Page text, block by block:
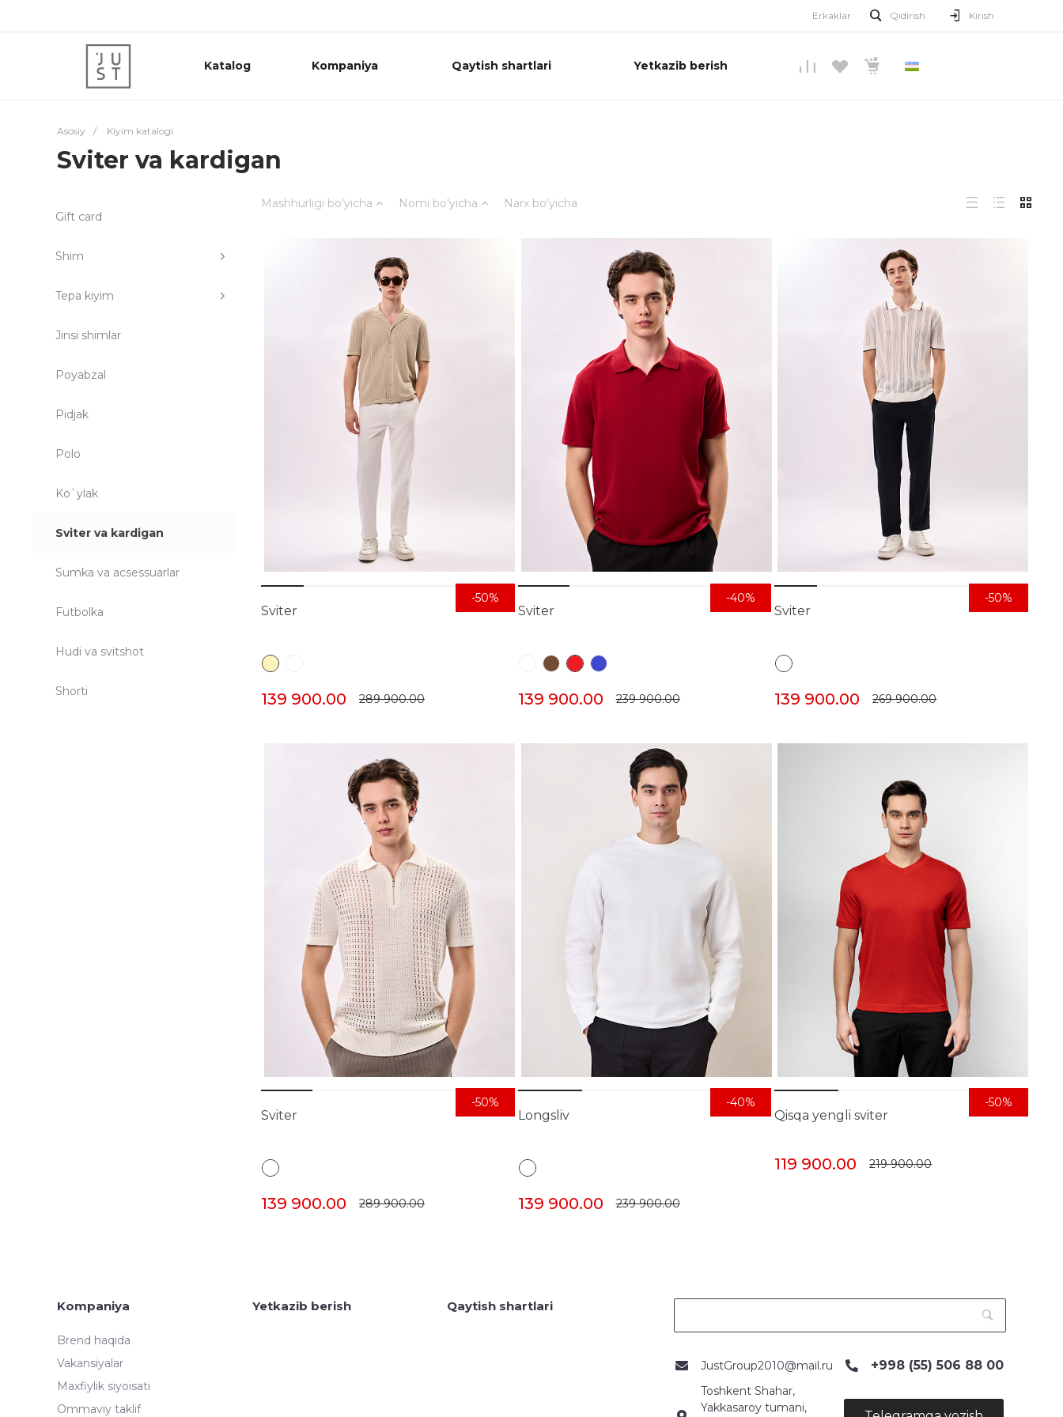
Erkaklar Qidirish Kirish
Katalog Kompaniya Qaytish shartlari Yetkazib berish
Asosiy / Kiyim katalogi
Sviter va kardigan
Gift card
Shim
Tepa kiyim
Jinsi shimlar
Poyabzal
Pidjak
Polo
Ko`ylak
Sviter va kardigan
Sumka va acsessuarlar
Futbolka
Hudi va svitshot
Shorti
Mashhurligi bo'yicha Nomi bo'yicha Narx bo'yicha
Sviter
139 900.00 289 900.00
-50%
Sviter
139 900.00 239 900.00
-40%
Sviter
139 900.00 269 900.00
-50%
Sviter
139 900.00 289 900.00
-50%
Longsliv
139 900.00 239 900.00
-40%
Qisqa yengli sviter
119 900.00 219 900.00
-50%
Kompaniya
Brend haqida
Vakansiyalar
Maxfiylik siyoisati
Ommaviy taklif
Yetkazib berish Qaytish shartlari
JustGroup2010@mail.ru +998 (55) 506 88 00
Toshkent Shahar,
Yakkasaroy tumani,